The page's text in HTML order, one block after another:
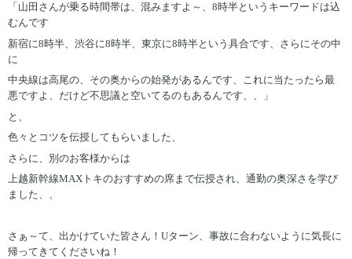
「山田さんが乗る時間帯は、混みますよ～、8時半というキーワードは込
むんです
新宿に8時半、渋谷に8時半、東京に8時半という具合です、さらにその中
に
中央線は高尾の、その奥からの始発があるんです、これに当たったら最
悪ですよ、だけど不思議と空いてるのもあるんです、、」
と、
色々とコツを伝授してもらいました、
さらに、別のお客様からは
上越新幹線MAXトキのおすすめの席まで伝授され、通勤の奥深さを学び
ました、、
さぁ～て、出かけていた皆さん！Uターン、事故に合わないように気長に
帰ってきてくださいね！